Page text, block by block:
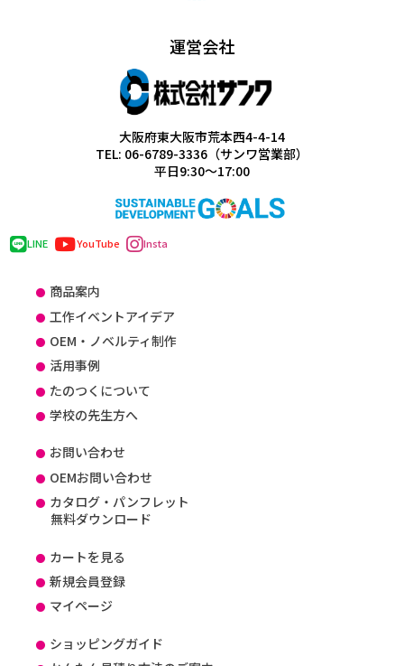
運営会社
大阪府東大阪市荒本西4-4-14
TEL: 06-6789-3336（サンワ営業部）
平日9:30～17:00
LINE YouTube Insta
商品案内
工作イベントアイデア
OEM・ノベルティ制作
活用事例
たのつくについて
学校の先生方へ
お問い合わせ
OEMお問い合わせ
カタログ・パンフレット
無料ダウンロード
カートを見る
新規会員登録
マイページ
ショッピングガイド